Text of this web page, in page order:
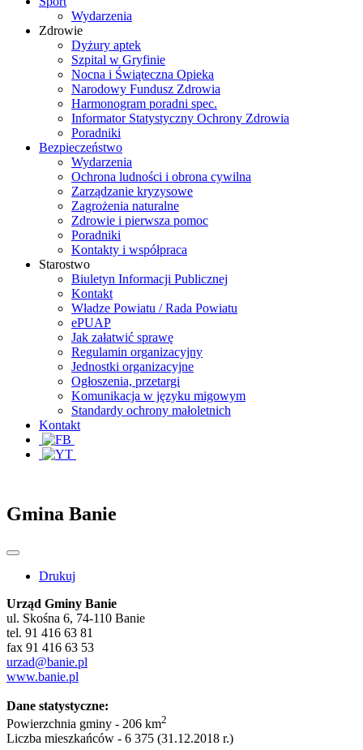
Wydarzenia
Zdrowie
Dyżury aptek
Szpital w Gryfinie
Nocna i Świąteczna Opieka
Narodowy Fundusz Zdrowia
Harmonogram poradni spec.
Informator Statystyczny Ochrony Zdrowia
Poradniki
Bezpieczeństwo
Wydarzenia
Ochrona ludności i obrona cywilna
Zarządzanie kryzysowe
Zagrożenia naturalne
Zdrowie i pierwsza pomoc
Poradniki
Kontakty i współpraca
Starostwo
Biuletyn Informacji Publicznej
Kontakt
Władze Powiatu / Rada Powiatu
ePUAP
Jak załatwić sprawę
Regulamin organizacyjny
Jednostki organizacyjne
Ogłoszenia, przetargi
Komunikacja w języku migowym
Standardy ochrony małoletnich
Kontakt
Gmina Banie
Drukuj
Urząd Gminy Banie
ul. Skośna 6, 74-110 Banie
tel. 91 416 63 81
fax 91 416 63 53
urzad@banie.pl
www.banie.pl
Dane statystyczne:
Powierzchnia gminy - 206 km2
Liczba mieszkańców - 6 375 (31.12.2018 r.)